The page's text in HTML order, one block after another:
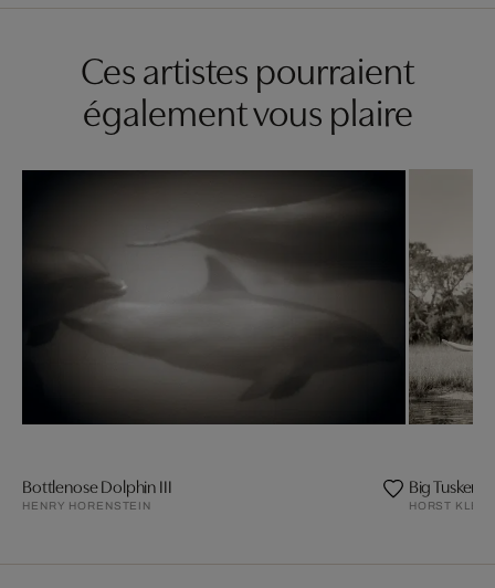
Ces artistes pourraient
également vous plaire
Bottlenose Dolphin III
HENRY HORENSTEIN
Big Tusker
HORST